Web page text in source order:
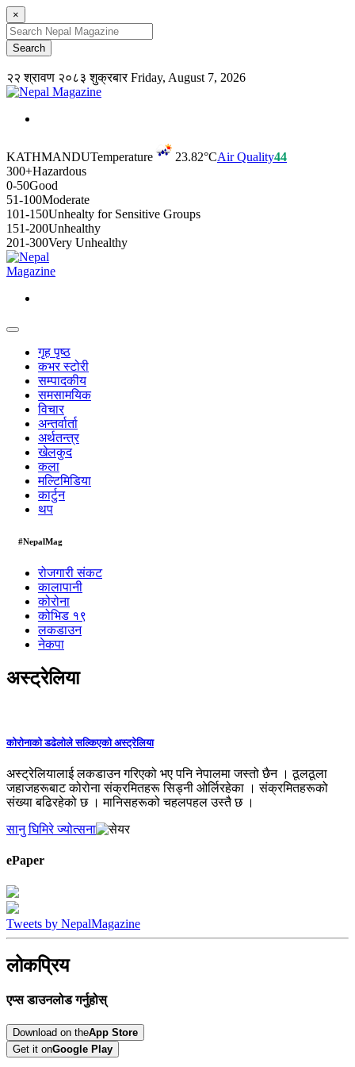
×
२२ श्रावण २०८३ शुक्रबारFriday, August 7, 2026
KATHMANDUTemperature 23.82°CAir Quality44
300+Hazardous
0-50Good
51-100Moderate
101-150Unhealty for Sensitive Groups
151-200Unhealthy
201-300Very Unhealthy
गृह पृष्ठ
कभर स्टोरी
सम्पादकीय
समसामयिक
विचार
अन्तर्वार्ता
अर्थतन्त्र
खेलकुद
कला
मल्टिमिडिया
कार्टुन
थप
#NepalMag
रोजगारी संकट
कालापानी
कोरोना
कोभिड १९
लकडाउन
नेकपा
अस्ट्रेलिया
कोरोनाको डढेलोले सल्किएको अस्ट्रेलिया
अस्ट्रेलियालाई लकडाउन गरिएको भए पनि नेपालमा जस्तो छैन । ठूलठूला
जहाजहरूबाट कोरोना संक्रमितहरू सिड्नी ओर्लिरहेका । संक्रमितहरूको
संख्या बढिरहेको छ । मानिसहरूको चहलपहल उस्तै छ ।
सानु घिमिरे ज्योत्सना
ePaper
Tweets by NepalMagazine
लोकप्रिय
एप्स डाउनलोड गर्नुहोस्
Download on theApp Store
Get it onGoogle Play